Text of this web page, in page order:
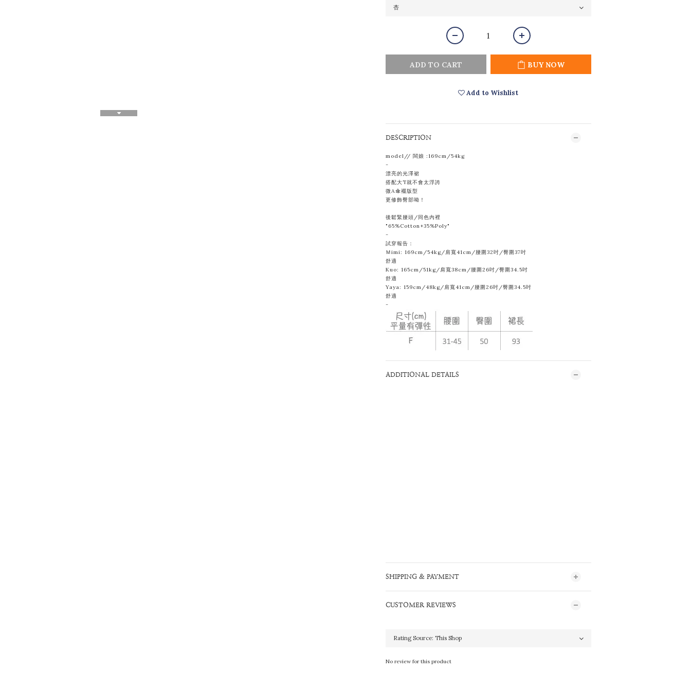
ADD TO CART BUY NOW
Add to Wishlist
DESCRIPTION
model// 闆娘 :169cm/54kg
-
漂亮的光澤裙
搭配大T就不會太浮誇
微A傘襬版型
更修飾臀部呦！
後鬆緊腰頭/同色內裡
"65%Cotton+35%Poly"
-
試穿報告：
Ｍimi: 169cm/54kg/肩寬41cm/腰圍32吋/臀圍37吋
舒適
Kuo: 165cm/51kg/肩寬38cm/腰圍26吋/臀圍34.5吋
舒適
Yaya: 159cm/48kg/肩寬41cm/腰圍26吋/臀圍34.5吋
舒適
-
ADDITIONAL DETAILS
SHIPPING & PAYMENT
CUSTOMER REVIEWS
No review for this product